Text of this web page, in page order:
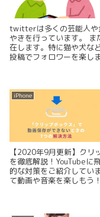
twitterは多くの芸能人や
やきを行っています。
在します。特に猫や犬な
投稿でフォロワーを楽し
iPhone
【2020年9月更新】クリ
を徹底解説！YouTubeに
的な対策をご紹介してい
て動画や音楽を楽しもう！